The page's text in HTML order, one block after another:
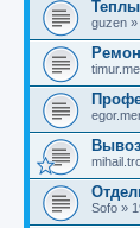
guzen »
Sofo »